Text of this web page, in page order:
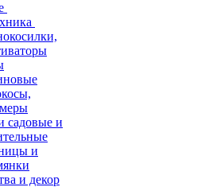
садовые и
и
и декор